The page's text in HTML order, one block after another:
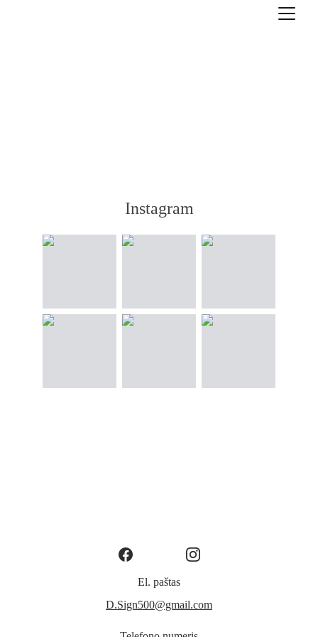
Instagram
El. paštas
D.Sign500@gmail.com